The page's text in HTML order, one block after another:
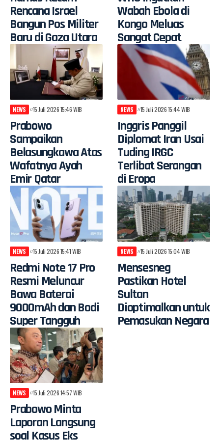
Rencana Israel
Bangun Pos Militer
Baru di Gaza Utara
Wabah Ebola di
Kongo Meluas
Sangat Cepat
NEWS 15 Juli 2026 15:46 WIB
Prabowo
Sampaikan
Belasungkawa Atas
Wafatnya Ayah
Emir Qatar
NEWS 15 Juli 2026 15:44 WIB
Inggris Panggil
Diplomat Iran Usai
Tuding IRGC
Terlibat Serangan
di Eropa
NEWS 15 Juli 2026 15:41 WIB
Redmi Note 17 Pro
Resmi Meluncur
Bawa Baterai
9000mAh dan Bodi
Super Tangguh
NEWS 15 Juli 2026 15:04 WIB
Mensesneg
Pastikan Hotel
Sultan
Dioptimalkan untuk
Pemasukan Negara
NEWS 15 Juli 2026 14:57 WIB
Prabowo Minta
Laporan Langsung
soal Kasus Eks